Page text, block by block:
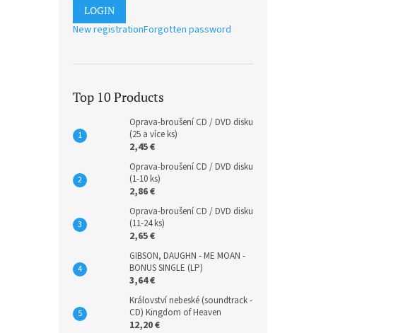
LOGIN
New registrationForgotten password
Top 10 Products
Oprava-broušení CD / DVD disku
(25 a více ks)
2,45 €
Oprava-broušení CD / DVD disku
(1-10 ks)
2,86 €
Oprava-broušení CD / DVD disku
(11-24 ks)
2,65 €
GIBSON, DAUGHN - ME MOAN -
BONUS SINGLE (LP)
3,64 €
Království nebeské (soundtrack -
CD) Kingdom of Heaven
12,20 €